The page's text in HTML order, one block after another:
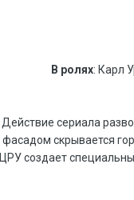
В ролях: Карл
Действие сериала
фасадом скрывается
ЦРУ создает